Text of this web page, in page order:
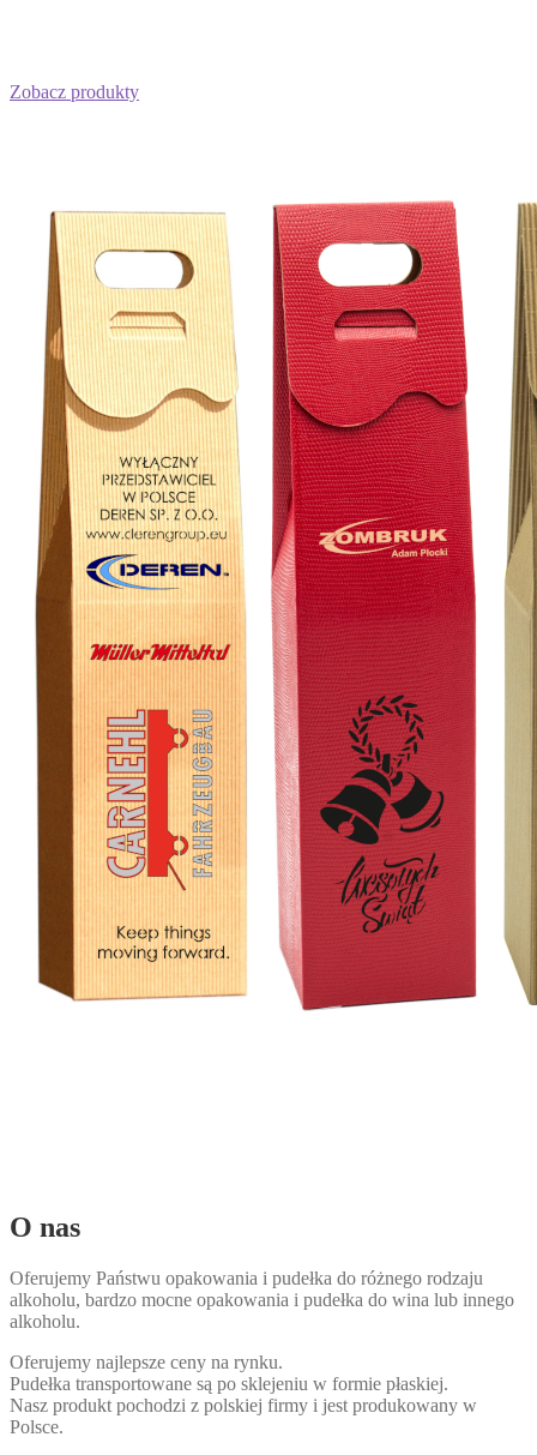
Zobacz produkty
O nas
Oferujemy Państwu opakowania i pudełka do różnego rodzaju
alkoholu, bardzo mocne opakowania i pudełka do wina lub innego
alkoholu.
Oferujemy najlepsze ceny na rynku.
Pudełka transportowane są po sklejeniu w formie płaskiej.
Nasz produkt pochodzi z polskiej firmy i jest produkowany w
Polsce.